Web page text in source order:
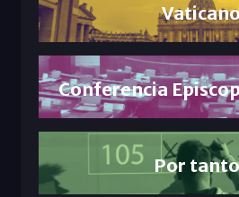
Conferencia
Por